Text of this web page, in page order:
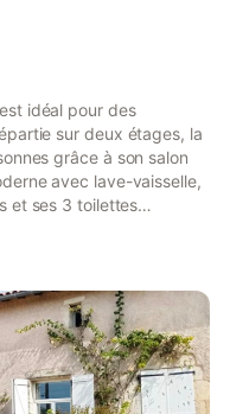
idéal pour des
sur deux étages, la
grâce à son salon
avec lave-vaisselle,
et ses 3 toilettes
lave-linge, un sèche-
d’un sauna privé, d’une